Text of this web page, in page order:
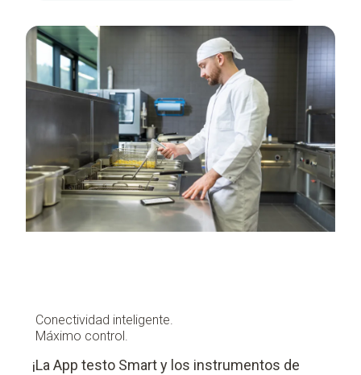
Conectividad inteligente.
Máximo control.
¡La App testo Smart y los instrumentos de